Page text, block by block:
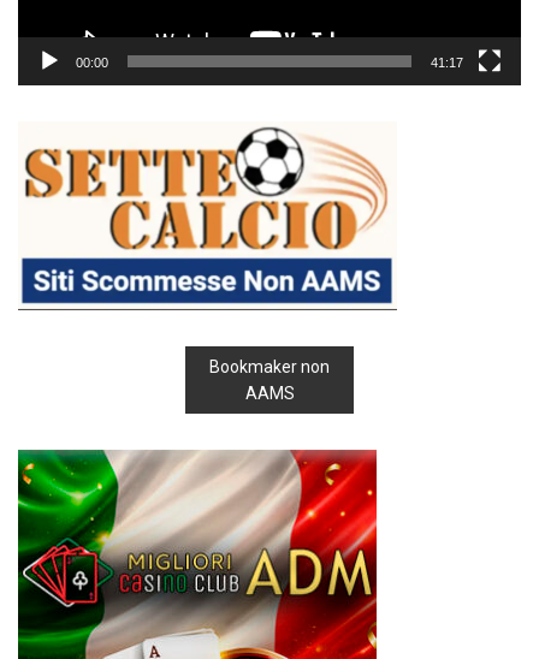
00:00 41:17
Bookmaker non
AAMS